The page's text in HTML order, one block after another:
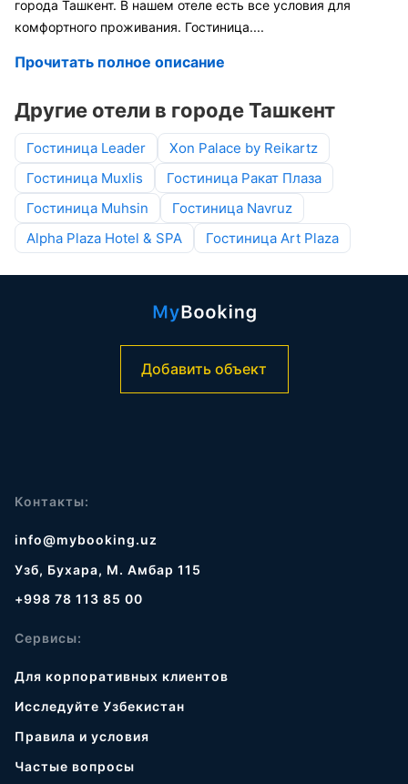
города Ташкент. В нашем отеле есть все условия для
комфортного проживания. Гостиница....
Прочитать полное описание
Другие отели в городе Ташкент
Гостиница Leader
Xon Palace by Reikartz
Гостиница Muxlis
Гостиница Ракат Плаза
Гостиница Muhsin
Гостиница Navruz
Alpha Plaza Hotel & SPA
Гостиница Art Plaza
Добавить объект
Контакты:
info@mybooking.uz
Узб, Бухара, М. Амбар 115
+998 78 113 85 00
Сервисы:
Для корпоративных клиентов
Исследуйте Узбекистан
Правила и условия
Частые вопросы